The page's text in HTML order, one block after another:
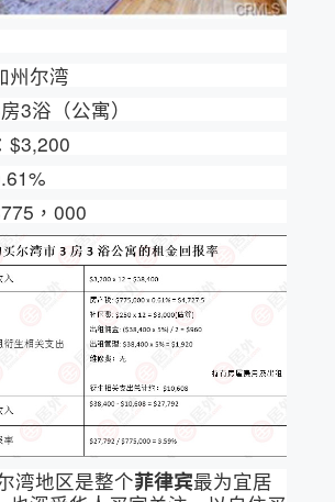
州尔湾
3浴（公寓）
$3,200
，000
湾地区是整个菲律宾最为宜居